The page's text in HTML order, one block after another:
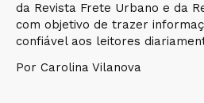
da Revista Frete Urbano e da
com objetivo de trazer
confiável aos leitores
Por Carolina Vilanova